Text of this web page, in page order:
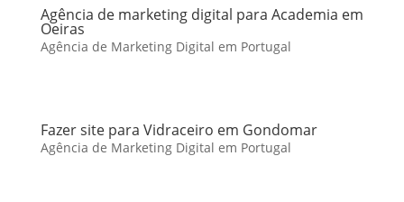
Agência de marketing digital para Academia em
Oeiras
Agência de Marketing Digital em Portugal
Fazer site para Vidraceiro em Gondomar
Agência de Marketing Digital em Portugal